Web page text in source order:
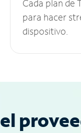
Cada plan de
para hacer
dispositivo.